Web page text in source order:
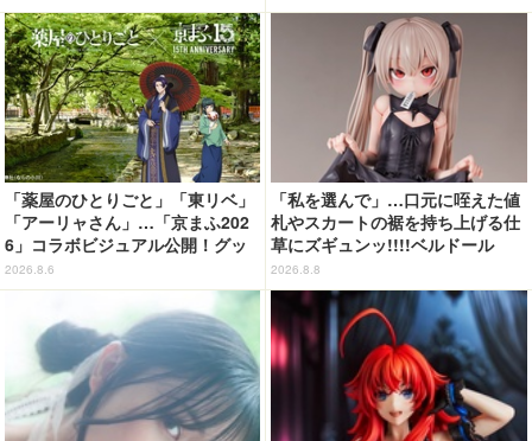
「薬屋のひとりごと」「東リベ」
「アーリャさん」…「京まふ202
6」コラボビジュアル公開！グッ
ズなどの最新情報も
2026.8.6
「私を選んで」…口元に咥えた値
札やスカートの裾を持ち上げる仕
草にズギュンッ!!!!ベルドール
「ロゼ」がフィギュアで新登場
2026.8.8